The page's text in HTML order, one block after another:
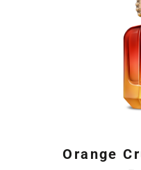
Orange